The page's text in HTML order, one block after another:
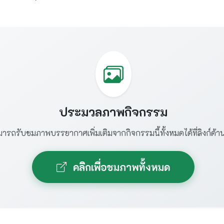
ประมวลภาพกิจกรรม
ารถรับชมภาพบรรยากาศเพิ่มเติมจากกิจกรรมนี้ทั้งหมดได้ที่ลิงก์ด้า
คลิกเพื่อชมภาพทั้งหมด